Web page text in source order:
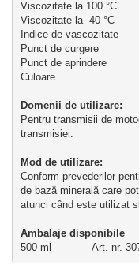
Viscozitate la 100 °C
Viscozitate la -40 °C
Indice de vascozitate
Punct de curgere
Punct de aprindere
Culoare
Domenii de utilizare:
Pentru transmisii de
transmisiei.
Mod de utilizare:
Conform prevederilor
de bază minerală care
atunci când este utilizat
Ambalaje disponibile
500 ml             Art. nr.